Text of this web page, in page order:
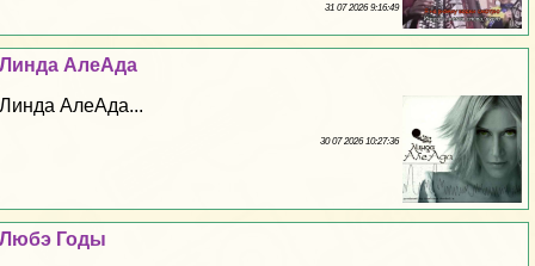
31 07 2026 9:16:49
Линда АлеАда
Линда АлеАда...
30 07 2026 10:27:36
Любэ Годы